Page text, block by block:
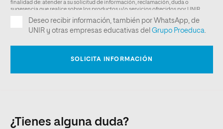
¿Tienes alguna duda?